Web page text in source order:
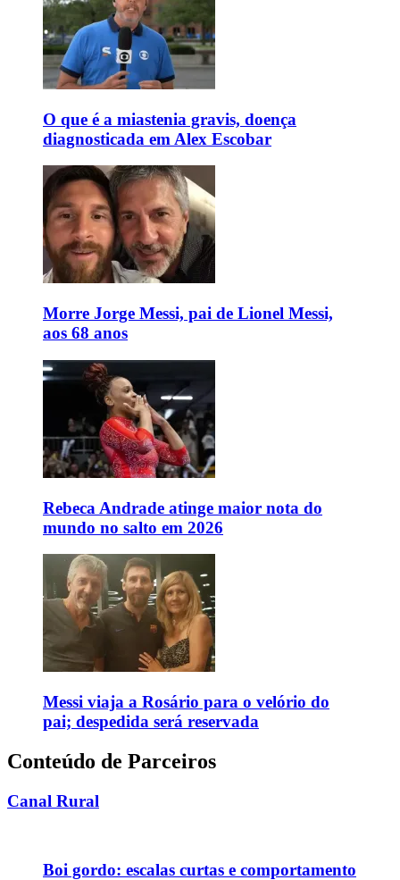
O que é a miastenia gravis, doença
diagnosticada em Alex Escobar
Morre Jorge Messi, pai de Lionel Messi,
aos 68 anos
Rebeca Andrade atinge maior nota do
mundo no salto em 2026
Messi viaja a Rosário para o velório do
pai; despedida será reservada
Conteúdo de Parceiros
Canal Rural
Boi gordo: escalas curtas e comportamento